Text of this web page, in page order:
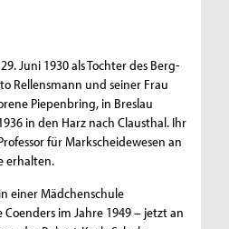
Juni 1930 als Tochter des Berg-
Rellensmann und seiner Frau
Piepenbring, in Breslau
in den Harz nach Clausthal. Ihr
für Markscheidewesen an
erhalten.
einer Mädchenschule
im Jahre 1949 – jetzt an